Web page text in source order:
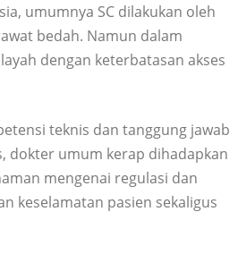
umumnya SC dilakukan oleh
bedah. Namun dalam
dengan keterbatasan akses
teknis dan tanggung jawab
dokter umum kerap dihadapkan
mengenai regulasi dan
keselamatan pasien sekaligus